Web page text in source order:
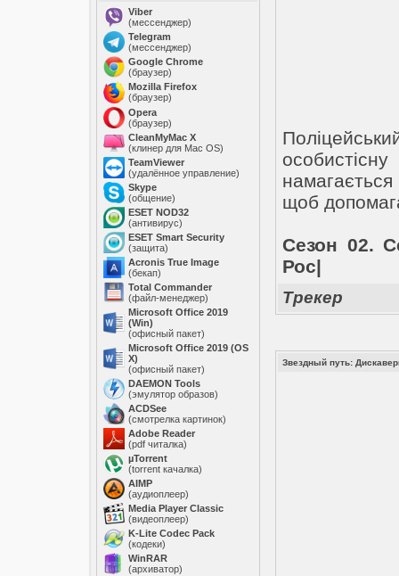
Viber
(мессенджер)
Telegram
(мессенджер)
Google Chrome
(браузер)
Mozilla Firefox
(браузер)
Opera
(браузер)
CleanMyMac X
(клинер для Mac OS)
TeamViewer
(удалённое управление)
Skype
(общение)
ESET NOD32
(антивирус)
ESET Smart Security
(защита)
Acronis True Image
(бекап)
Total Commander
(файл-менеджер)
Microsoft Office 2019
(Win)
(офисный пакет)
Microsoft Office 2019 (OS
X)
(офисный пакет)
DAEMON Tools
(эмулятор образов)
ACDSee
(смотрелка картинок)
Adobe Reader
(pdf читалка)
µTorrent
(torrent качалка)
AIMP
(аудиоплеер)
Media Player Classic
(видеоплеер)
K-Lite Codec Pack
(кодеки)
WinRAR
(архиватор)
намагається
щоб
Сезон 02.
Рос|
Трекер
Звездный путь: